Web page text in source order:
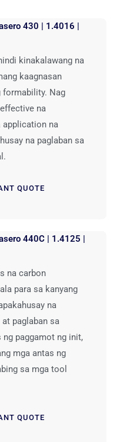
430 | 1.4016 |
kinakalawang na
kaagnasan
formability. Nag
na
application na
na paglaban sa
QUOTE
440C | 1.4125 |
na carbon
para sa kanyang
na
paglaban sa
ng paggamot ng init,
mga antas ng
sa mga tool
QUOTE